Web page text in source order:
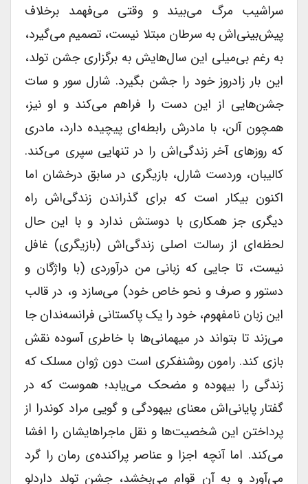
سراشیب مرگ می‌بیند و وقتی می‌فهمد برخلاف
پیش‌بینی‌اش به سرطان مبتلا نیست، تصمیم می‌گیرد،
به رغم بی‌میلی این سال‌هایش به برگزاری جشن تولد،
این بار زادروز خود را جشن بگیرد. شارل سور و سات
جشن‌هایی از این دست را فراهم می‌کند و او نیز،
همچون آلن، با مادرش رابطه‌ای پیچیده دارد، مادری
که روزهای آخر زندگی‌اش را در تنهایی سپری می‌کند.
کالیبان، وردست شارل، بازیگری در سابق درخشان اما
اکنون بیکار است که برای گذراندن زندگی‌اش راه
دیگری جز همکاری با دوستش ندارد و با این حال
لحظه‌ای از رسالت اصلی زندگی‌اش (بازیگری) غافل
نیست، تا جایی که زبانی من درآوردی (با واژگان و
دستور و صرف و نحو خاص خود) می‌سازد و، در قالب
این زبان نامفهوم، خود را یک پاکستانی فرانسه‌ندان جا
می‌زند تا بتواند در میهمانی‌ها با خاطری آسوده نقش
بازی کند. رامون روشنفکری است دون ژوان مسلک که
زندگی را بیهوده و مضحک می‌یابد؛ هموست که در
گفتار پایانی‌اش معنای بیهودگی و گویی مراد کوندرا از
پرداختن این شخصیت‌ها و نقل ماجراهایشان را افشا
می‌کند. اما آنچه اجزا و عناصر پراکنده‌ی رمان را گرد
می‌آورد و به آن قوام می‌بخشد، جشن تولد داردلو